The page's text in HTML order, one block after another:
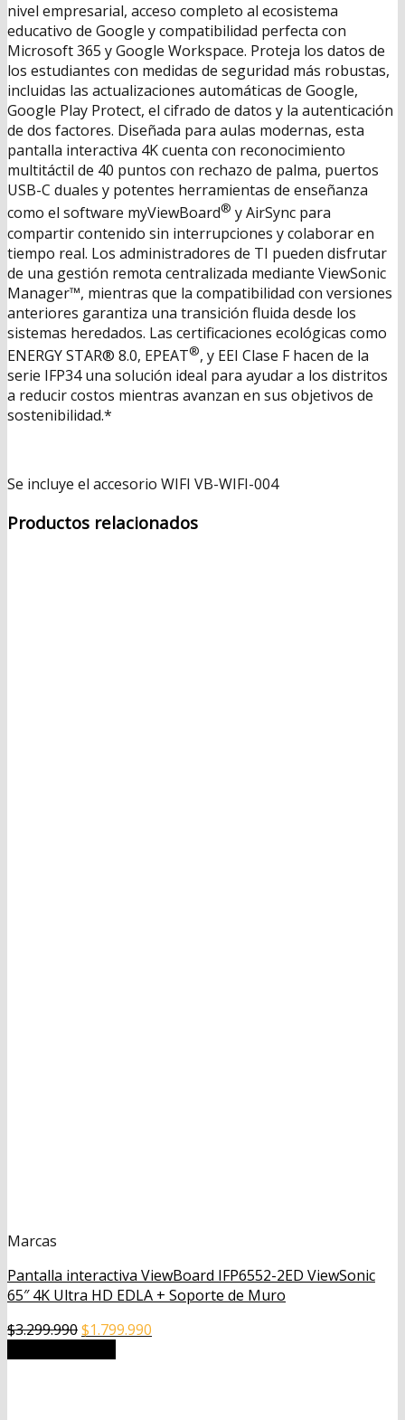
nivel empresarial, acceso completo al ecosistema
educativo de Google y compatibilidad perfecta con
Microsoft 365 y Google Workspace. Proteja los datos de
los estudiantes con medidas de seguridad más robustas,
incluidas las actualizaciones automáticas de Google,
Google Play Protect, el cifrado de datos y la autenticación
de dos factores. Diseñada para aulas modernas, esta
pantalla interactiva 4K cuenta con reconocimiento
multitáctil de 40 puntos con rechazo de palma, puertos
USB-C duales y potentes herramientas de enseñanza
como el software myViewBoard® y AirSync para
compartir contenido sin interrupciones y colaborar en
tiempo real. Los administradores de TI pueden disfrutar
de una gestión remota centralizada mediante ViewSonic
Manager™, mientras que la compatibilidad con versiones
anteriores garantiza una transición fluida desde los
sistemas heredados. Las certificaciones ecológicas como
ENERGY STAR® 8.0, EPEAT®, y EEI Clase F hacen de la
serie IFP34 una solución ideal para ayudar a los distritos
a reducir costos mientras avanzan en sus objetivos de
sostenibilidad.*
Se incluye el accesorio WIFI VB-WIFI-004
Productos relacionados
Marcas
Pantalla interactiva ViewBoard IFP6552-2ED ViewSonic
65″ 4K Ultra HD EDLA + Soporte de Muro
$3.299.990El
$1.799.990